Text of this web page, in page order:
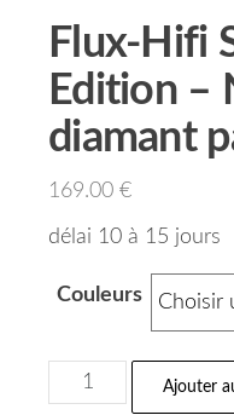
Flux-Hifi
Edition –
diamant
169.00 €
délai 10 à 15 jours
Couleurs
Ajouter